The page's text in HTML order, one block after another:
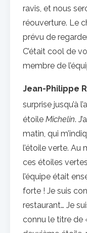
ravis, et nous
réouverture. Le
prévu de
C’était cool de
membre de
Jean-Philippe
surprise jusqu’à
étoile Michelin.
matin, qui
l’étoile verte.
ces étoiles
l’équipe était
forte ! Je suis
restaurant… Je
connu le titre de